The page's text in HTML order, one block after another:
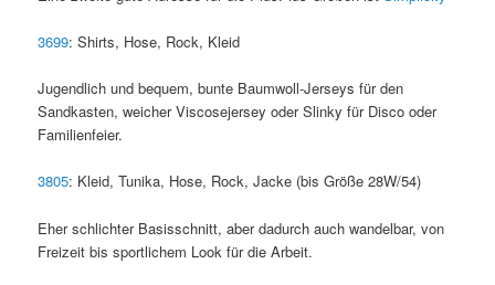
3699: Shirts, Hose, Rock, Kleid
Jugendlich und bequem, bunte Baumwoll-Jerseys für den
Sandkasten, weicher Viscosejersey oder Slinky für Disco oder
Familienfeier.
3805: Kleid, Tunika, Hose, Rock, Jacke (bis Größe 28W/54)
Eher schlichter Basisschnitt, aber dadurch auch wandelbar, von
Freizeit bis sportlichem Look für die Arbeit.